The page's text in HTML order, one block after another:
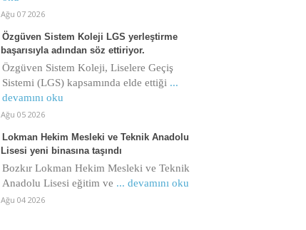
Ağu 07 2026
Özgüven Sistem Koleji LGS yerleştirme
başarısıyla adından söz ettiriyor.
Özgüven Sistem Koleji, Liselere Geçiş
Sistemi (LGS) kapsamında elde ettiği ...
devamını oku
Ağu 05 2026
Lokman Hekim Mesleki ve Teknik Anadolu
Lisesi yeni binasına taşındı
Bozkır Lokman Hekim Mesleki ve Teknik
Anadolu Lisesi eğitim ve ... devamını oku
Ağu 04 2026